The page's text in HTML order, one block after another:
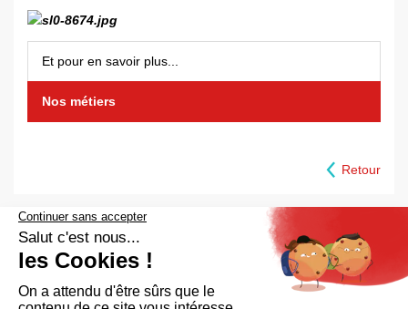
Et pour en savoir plus...
Nos métiers
Retour